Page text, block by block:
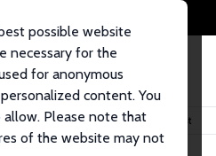
possible website
necessary for the
for anonymous
content. You
allow. Please note that
of the website may not
Warum weniger manchmal mehr ist